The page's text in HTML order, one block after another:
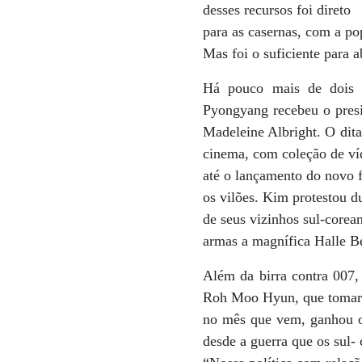
desses recursos foi direto
para as casernas, com a
Mas foi o suficiente para
Há pouco mais de dois
Pyongyang recebeu o
Madeleine Albright. O
cinema, com coleção de
até o lançamento do novo
os vilões. Kim protestou
de seus vizinhos sul-
armas a magnífica Halle
Além da birra contra 007,
Roh Moo Hyun, que
no mês que vem,
desde a guerra que os